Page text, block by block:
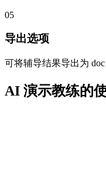
05
导出选项
可将辅导结果导出为
AI 演示教练的